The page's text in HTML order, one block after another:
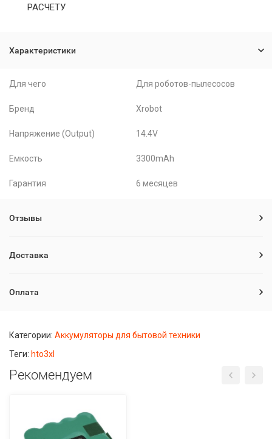
РАСЧЕТУ
Характеристики
Для чего Для роботов-пылесосов
Бренд Xrobot
Напряжение (Output) 14.4V
Емкость 3300mAh
Гарантия 6 месяцев
Отзывы
Доставка
Оплата
Категории: Аккумуляторы для бытовой техники
Теги: hto3xl
Рекомендуем